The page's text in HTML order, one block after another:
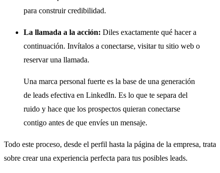
para construir credibilidad.
La llamada a la acción: Diles exactamente qué hacer a
continuación. Invítalos a conectarse, visitar tu sitio web o
reservar una llamada.
Una marca personal fuerte es la base de una generación
de leads efectiva en LinkedIn. Es lo que te separa del
ruido y hace que los prospectos quieran conectarse
contigo antes de que envíes un mensaje.
Todo este proceso, desde el perfil hasta la página de la empresa, trata
sobre crear una experiencia perfecta para tus posibles leads.